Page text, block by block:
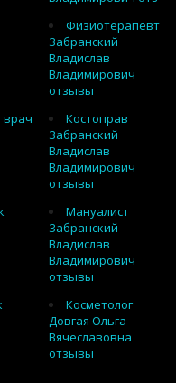
Физиотерапевт
Забранский
Владислав
Владимирович
отзывы
Костоправ
Забранский
Владислав
Владимирович
отзывы
Мануалист
Забранский
Владислав
Владимирович
отзывы
Косметолог
Довгая Ольга
Вячеславовна
отзывы